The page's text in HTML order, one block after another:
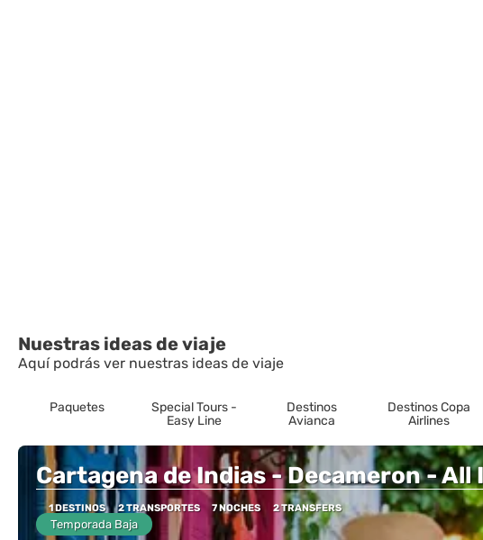
Nuestras ideas de viaje
Aquí podrás ver nuestras ideas de viaje
Paquetes
Special Tours -
Easy Line
Destinos
Avianca
Destinos Copa
Airlines
Cartagena de Indias - Decameron -
1 DESTINOS 2 TRANSPORTES 7 NOCHES 2 TRANSFERS
Temporada Baja